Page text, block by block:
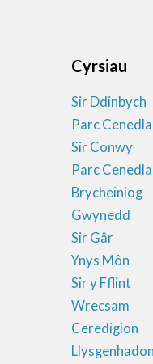
Cyrsiau
Sir Ddinbych
Parc
Sir Conwy
Parc
Brycheiniog
Gwynedd
Sir Gâr
Ynys Môn
Sir y Fflint
Wrecsam
Ceredigion